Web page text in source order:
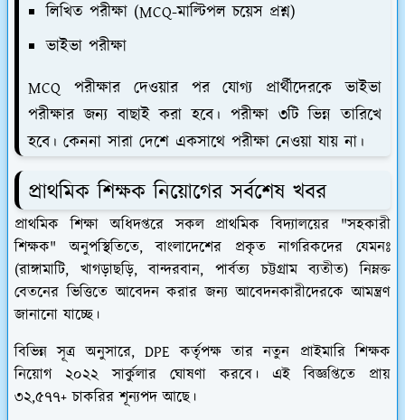
লিখিত পরীক্ষা (MCQ-মাল্টিপল চয়েস প্রশ্ন)
ভাইভা পরীক্ষা
MCQ পরীক্ষার দেওয়ার পর যোগ্য প্রার্থীদেরকে ভাইভা
পরীক্ষার জন্য বাছাই করা হবে। পরীক্ষা ৩টি ভিন্ন তারিখে
হবে। কেননা সারা দেশে একসাথে পরীক্ষা নেওয়া যায় না।
প্রাথমিক শিক্ষক নিয়োগের সর্বশেষ খবর
প্রাথমিক শিক্ষা অধিদপ্তরে সকল প্রাথমিক বিদ্যালয়ের "সহকারী
শিক্ষক" অনুপস্থিতিতে, বাংলাদেশের প্রকৃত নাগরিকদের যেমনঃ
(রাঙ্গামাটি, খাগড়াছড়ি, বান্দরবান, পার্বত্য চট্টগ্রাম ব্যতীত) নিম্নক্ত
বেতনের ভিত্তিতে আবেদন করার জন্য আবেদনকারীদেরকে আমন্ত্রণ
জানানো যাচ্ছে।
বিভিন্ন সূত্র অনুসারে, DPE কর্তৃপক্ষ তার নতুন প্রাইমারি শিক্ষক
নিয়োগ ২০২২ সার্কুলার ঘোষণা করবে। এই বিজ্ঞপ্তিতে প্রায়
৩২,৫৭৭+ চাকরির শূন্যপদ আছে।